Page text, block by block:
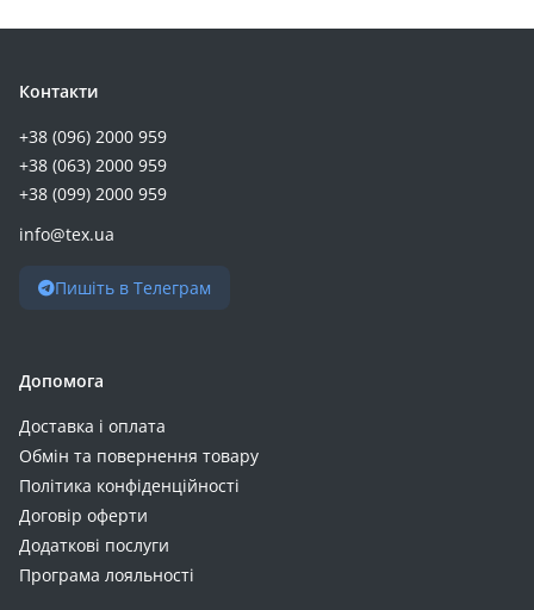
Контакти
+38 (096) 2000 959
+38 (063) 2000 959
+38 (099) 2000 959
info@tex.ua
Пишіть в Телеграм
Допомога
Доставка і оплата
Обмін та повернення товару
Політика конфіденційності
Договір оферти
Додаткові послуги
Програма лояльності